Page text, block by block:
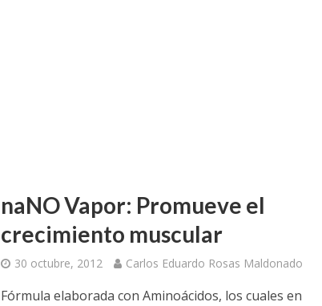
naNO Vapor: Promueve el
crecimiento muscular
30 octubre, 2012 Carlos Eduardo Rosas Maldonado
Fórmula elaborada con Aminoácidos, los cuales en